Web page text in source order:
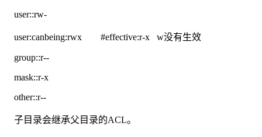
user::rw-
user:canbeing:rwx #effective:r-x w没有生效
group::r--
mask::r-x
other::r--
子目录会继承父目录的ACL。